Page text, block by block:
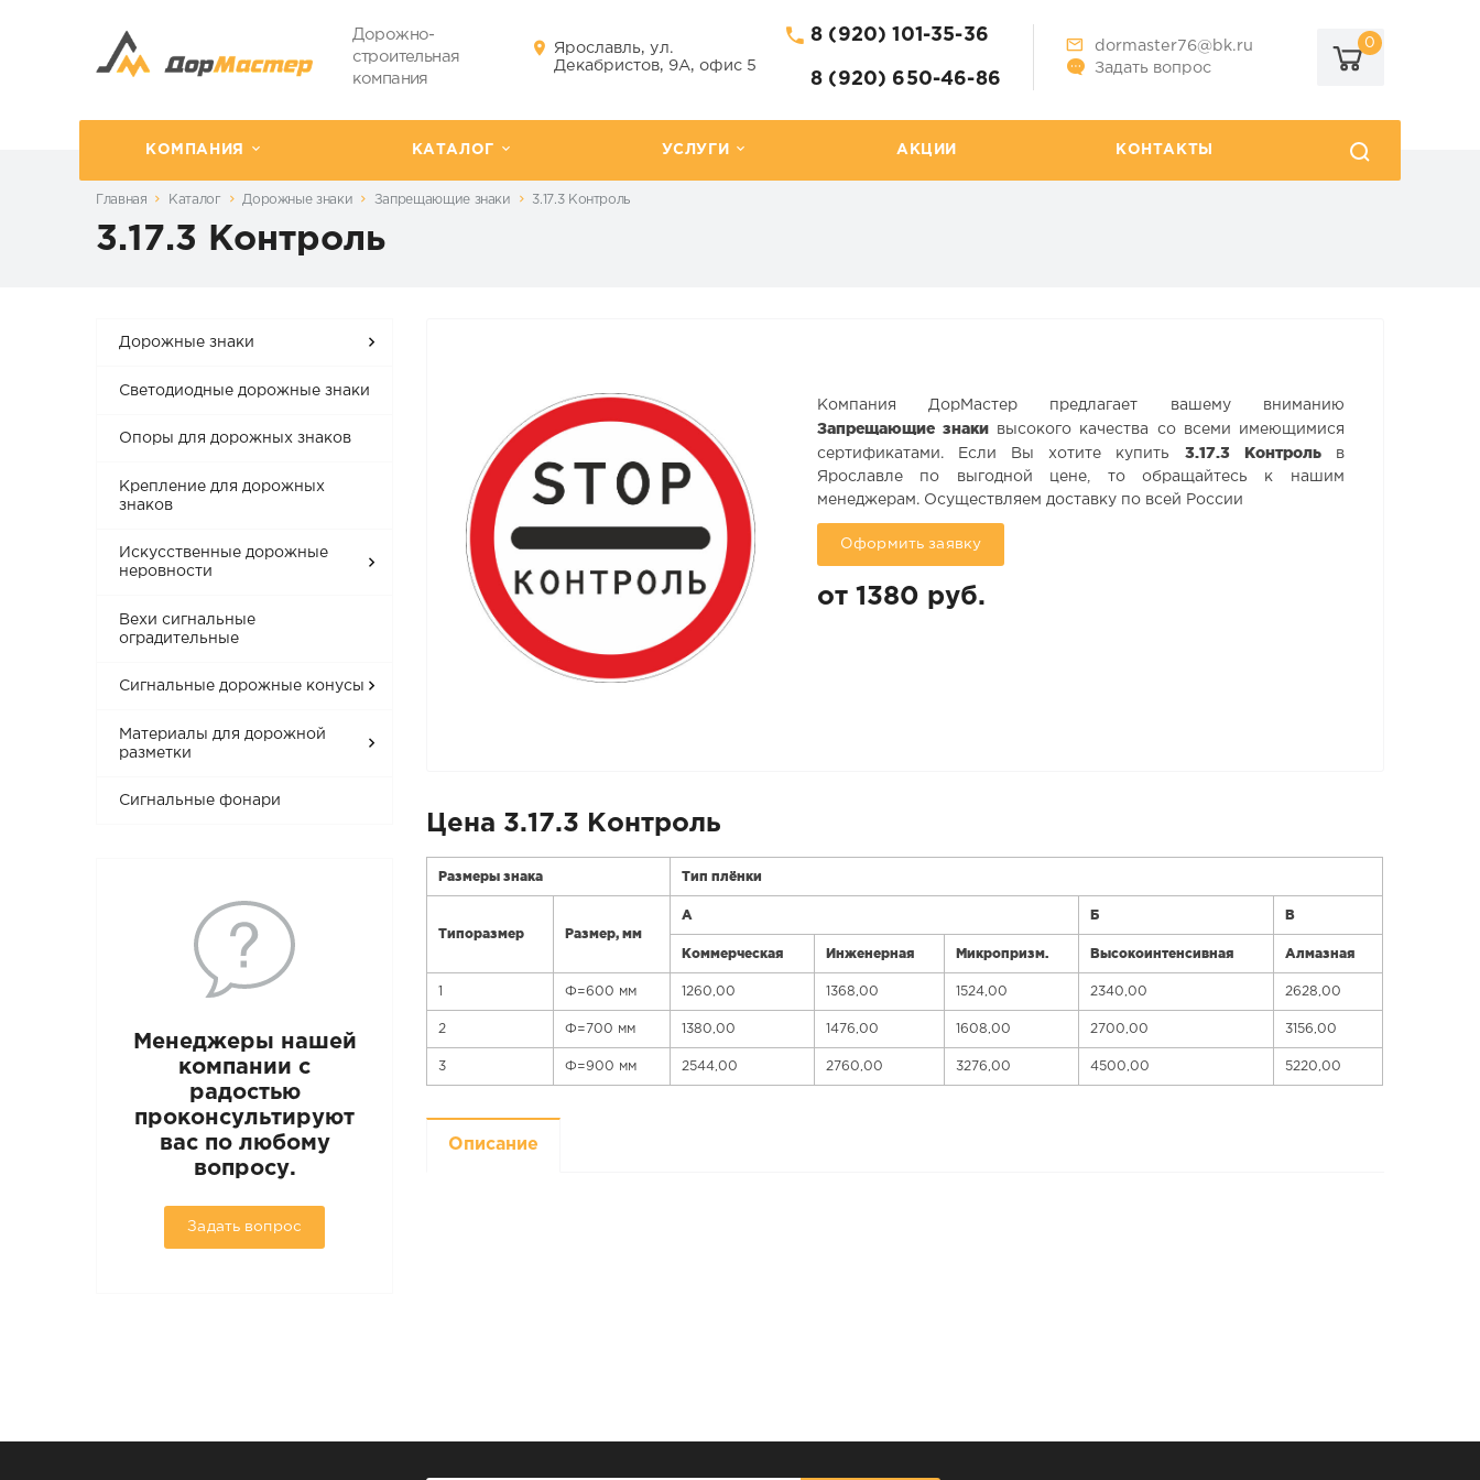
Дорожно-
строительная
компания
Ярославль, ул.
Декабристов, 9А, офис 5
8 (920) 101-35-36
8 (920) 650-46-86
dormaster76@bk.ru
Задать вопрос
0
КОМПАНИЯ КАТАЛОГ УСЛУГИ АКЦИИ КОНТАКТЫ
Главная Каталог Дорожные знаки Запрещающие знаки 3.17.3 Контроль
3.17.3 Контроль
Дорожные знаки
Светодиодные дорожные знаки
Опоры для дорожных знаков
Крепление для дорожных
знаков
Искусственные дорожные
неровности
Вехи сигнальные
оградительные
Сигнальные дорожные конусы
Материалы для дорожной
разметки
Сигнальные фонари
Менеджеры нашей
компании с
радостью
проконсультируют
вас по любому
вопросу.
Задать вопрос
Компания ДорМастер предлагает вашему вниманию
Запрещающие знаки высокого качества со всеми имеющимися
сертификатами. Если Вы хотите купить 3.17.3 Контрольв
Ярославле по выгодной цене, то обращайтесь к нашим
менеджерам. Осуществляем доставку по всей России
Оформить заявку
от 1380 руб.
Цена 3.17.3 Контроль
Размеры знака Тип плёнки
Типоразмер Размер, мм
А Б В
Коммерческая Инженерная Микропризм. Высокоинтенсивная Алмазная
1 Ф=600 мм 1260,00 1368,00 1524,00 2340,00 2628,00
2 Ф=700 мм 1380,00 1476,00 1608,00 2700,00 3156,00
3 Ф=900 мм 2544,00 2760,00 3276,00 4500,00 5220,00
Описание